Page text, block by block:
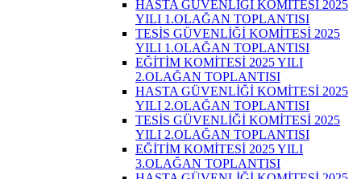
HASTA GÜVENLİĞİ KOMİTESİ 2025
YILI 1.OLAĞAN TOPLANTISI
TESİS GÜVENLİĞİ KOMİTESİ 2025
YILI 1.OLAĞAN TOPLANTISI
EĞİTİM KOMİTESİ 2025 YILI
2.OLAĞAN TOPLANTISI
HASTA GÜVENLİĞİ KOMİTESİ 2025
YILI 2.OLAĞAN TOPLANTISI
TESİS GÜVENLİĞİ KOMİTESİ 2025
YILI 2.OLAĞAN TOPLANTISI
EĞİTİM KOMİTESİ 2025 YILI
3.OLAĞAN TOPLANTISI